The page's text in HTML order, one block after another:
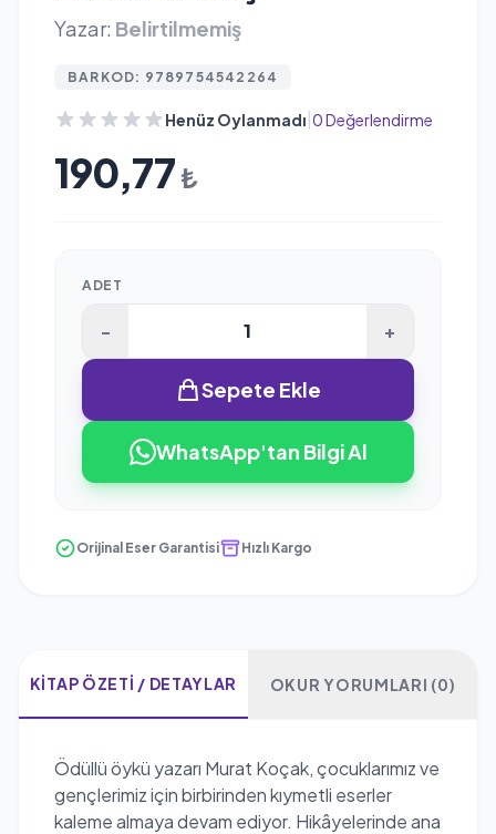
Yazar: Belirtilmemiş
BARKOD: 9789754542264
Henüz Oylanmadı|0 Değerlendirme
190,77 ₺
ADET
- +
Sepete Ekle
WhatsApp'tan Bilgi Al
Orijinal Eser Garantisi Hızlı Kargo
KITAP ÖZETI / DETAYLAR OKUR YORUMLARI (0)
Ödüllü öykü yazarı Murat Koçak, çocuklarımız ve
gençlerimiz için birbirinden kıymetli eserler
kaleme almaya devam ediyor. Hikâyelerinde ana